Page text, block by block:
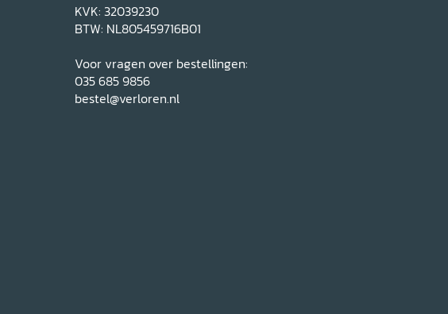
KVK: 32039230
BTW: NL805459716B01
Voor vragen over bestellingen:
035 685 9856
bestel@verloren.nl